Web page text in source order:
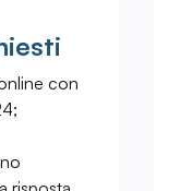
con